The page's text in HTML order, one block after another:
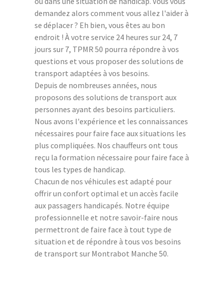
demandez alors comment vous allez l'aider à
se déplacer ? Eh bien, vous êtes au bon
endroit ! À votre service 24 heures sur 24, 7
jours sur 7, TPMR 50 pourra répondre à vos
questions et vous proposer des solutions de
transport adaptées à vos besoins.
Depuis de nombreuses années, nous
proposons des solutions de transport aux
personnes ayant des besoins particuliers.
Nous avons l'expérience et les connaissances
nécessaires pour faire face aux situations les
plus compliquées. Nos chauffeurs ont tous
reçu la formation nécessaire pour faire face à
tous les types de handicap.
Chacun de nos véhicules est adapté pour
offrir un confort optimal et un accès facile
aux passagers handicapés. Notre équipe
professionnelle et notre savoir-faire nous
permettront de faire face à tout type de
situation et de répondre à tous vos besoins
de transport sur Montrabot Manche 50.